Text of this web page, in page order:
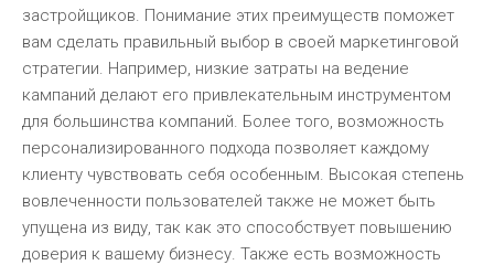
застройщиков. Понимание этих преимуществ поможет
вам сделать правильный выбор в своей маркетинговой
стратегии. Например, низкие затраты на ведение
кампаний делают его привлекательным инструментом
для большинства компаний. Более того, возможность
персонализированного подхода позволяет каждому
клиенту чувствовать себя особенным. Высокая степень
вовлеченности пользователей также не может быть
упущена из виду, так как это способствует повышению
доверия к вашему бизнесу. Также есть возможность